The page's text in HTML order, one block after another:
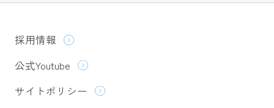
採用情報
公式Youtube
サイトポリシー